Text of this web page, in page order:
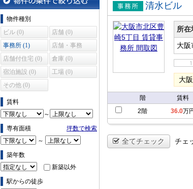
物件の条件で絞り込む
物件種別
ビル (0)
店舗 (0)
事務所 (1)
店舗・事務
所 (0)
店舗付住宅 (0)
倉庫 (0)
宿泊施設 (0)
工場 (0)
その他 (0)
賃料
～
専有面積
坪数で検索
～
築年数
新築以外
駅からの徒歩
賃貸事務
所
清水ビル
所在
大阪
大
階 賃料
2階
36.0万
全てチェック チェ